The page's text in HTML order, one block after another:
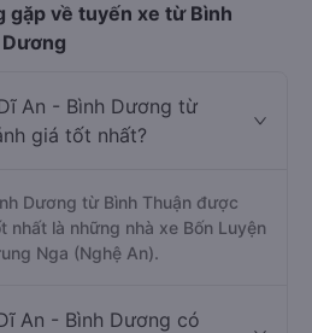
gặp về tuyến xe từ Bình
An - Bình Dương từ
giá tốt nhất?
Dương từ Bình Thuận được
nhất là những nhà xe Bốn Luyện
Nga (Nghệ An).
An - Bình Dương có